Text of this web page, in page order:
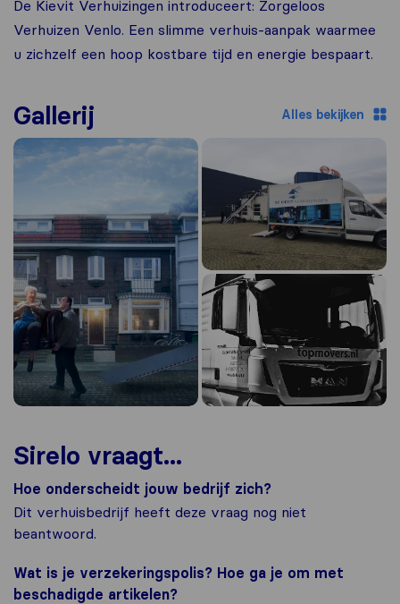
De Kievit Verhuizingen introduceert: Zorgeloos
Verhuizen Venlo. Een slimme verhuis-aanpak waarmee
u zichzelf een hoop kostbare tijd en energie bespaart.
Gallerij Alles bekijken
Sirelo vraagt...
Hoe onderscheidt jouw bedrijf zich?
Dit verhuisbedrijf heeft deze vraag nog niet
beantwoord.
Wat is je verzekeringspolis? Hoe ga je om met
beschadigde artikelen?